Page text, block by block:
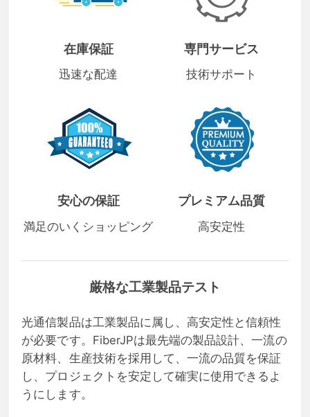
在庫保証
迅速な配達
専門サービス
技術サポート
安心の保証
満足のいくショッピング
プレミアム品質
高安定性
厳格な工業製品テスト
光通信製品は工業製品に属し、高安定性と信頼性
が必要です。FiberJPは最先端の製品設計、一流の
原材料、生産技術を採用して、一流の品質を保証
し、プロジェクトを安定して確実に使用できるよ
うにします。